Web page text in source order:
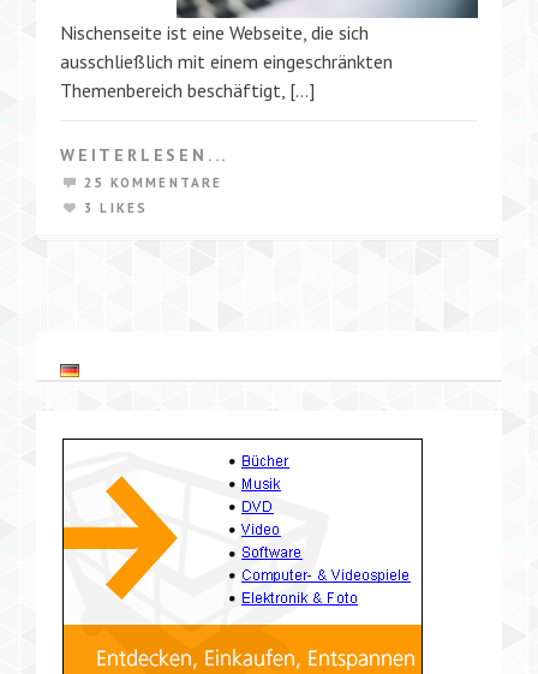
Nischenseite ist eine Webseite, die sich
ausschließlich mit einem eingeschränkten
Themenbereich beschäftigt, […]
WEITERLESEN...
25 KOMMENTARE
3 LIKES